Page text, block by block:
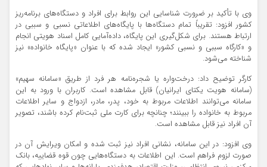
وی با تأکید بر ضرورت شناسایی این روابط برای افراد و دستگاه‌های برنامه‌ریز
کشور افزود: تقریباً تمام دستگاه‌ها با پایگاه‌های اطلاعاتی نسبی و سببی در
ارتباط هستند. برای شکل‌گیری این پایگاه، داده‌آمایی کامل اسناد هویتی انجام
و «کارگاه سببی و نسبی کشور» ایجاد شده که با عنوان «پایگاه خانواده» نیز
شناخته می‌شود.
کارگر توضیح داد: درخت‌واره یا شجره‌نامه هر فرد از طریق «سامانه سهیم»
(سامانه هویت یکتای ایرانیان) قابل مشاهده است. کاربران با ورود به این
سامانه می‌توانند اطلاعات مربوط به خود، پدر، مادر، ازدواج و سایر اطلاعات
مربوط به خانواده را ببینند؛ چنانچه برای کارت ملی ثبت‌نام کرده باشند، تصویر
آن افراد نیز قابل مشاهده است.
وی افزود: در این سامانه، نشانی افراد نیز ثبت شده و امکان ویرایش آن در
صورت لزوم فراهم است. این اطلاعات به دستگاه‌هایی چون قوه قضاییه، بانک